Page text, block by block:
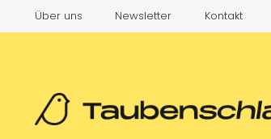
Über uns Newsletter Kontakt